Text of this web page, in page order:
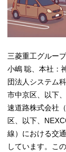
三菱重工グルー
小嶋 聡、本社：
団法人システム
市中京区、以下
速道路株式会社
区、以下、
線）における交
しています。こ